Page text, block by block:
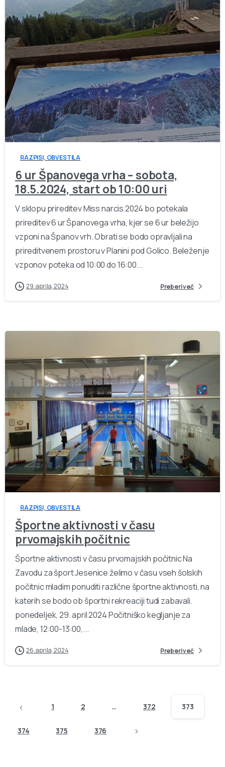
-
RAZPISI, OBVESTILA
6 ur Španovega vrha – sobota,
18.5.2024, start ob 10:00 uri
V sklopu prireditev Miss narcis 2024 bo potekala
prireditev 6 ur Španovega vrha, kjer se 6 ur beležijo
vzponi na Španov vrh. Obrati se bodo opravljali na
prireditvenem prostoru v Planini pod Golico. Beleženje
vzponov poteka od 10:00 do 16:00...
29. aprila, 2024 Preberi več
-
RAZPISI, OBVESTILA
Športne aktivnosti v času
prvomajskih počitnic
Športne aktivnosti v času prvomajskih počitnic Na
Zavodu za šport Jesenice želimo v času vseh šolskih
počitnic mladim ponuditi različne športne aktivnosti, na
katerih se bodo ob športni rekreaciji tudi zabavali.
ponedeljek, 29. april 2024 Počitniško kegljanje za
mlade, 12:00-13:00,...
26. aprila, 2024 Preberi več
1 2 … 372 373
374 375 376